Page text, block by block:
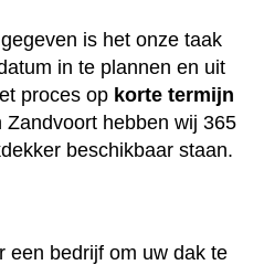
is het onze taak
in te plannen en uit
proces op korte termijn
Zandvoort hebben wij 365
beschikbaar staan.
een bedrijf om uw dak te